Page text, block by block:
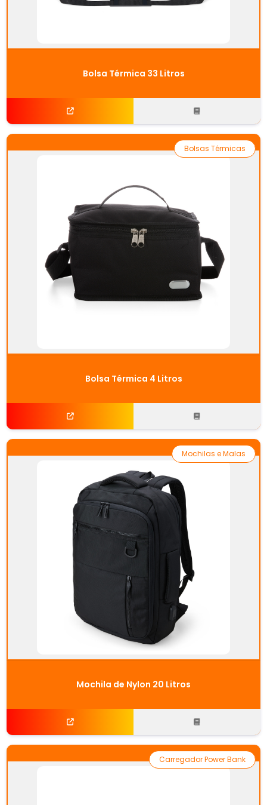
Bolsa Térmica 33 Litros
Bolsa Térmica 4 Litros
Bolsas Térmicas
Mochila de Nylon 20 Litros
Mochilas e Malas
Carregador Power Bank